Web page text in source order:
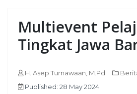
Multievent
Tingkat Jawa
H. Asep Turnawaan, M.Pd
Published: 28 May 2024